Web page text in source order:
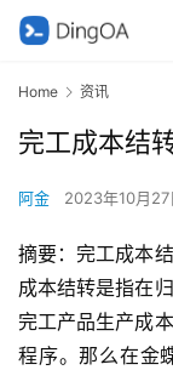
Home 资讯
完工成本结
阿金 2023年10月
摘要：完工成本
成本结转是指在
完工产品生产成
程序。那么在金